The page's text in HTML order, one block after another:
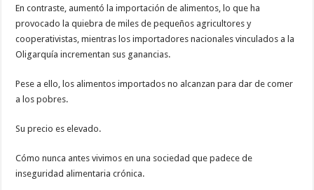
En contraste, aumentó la importación de alimentos, lo que ha
provocado la quiebra de miles de pequeños agricultores y
cooperativistas, mientras los importadores nacionales vinculados a la
Oligarquía incrementan sus ganancias.
Pese a ello, los alimentos importados no alcanzan para dar de comer
a los pobres.
Su precio es elevado.
Cómo nunca antes vivimos en una sociedad que padece de
inseguridad alimentaria crónica.